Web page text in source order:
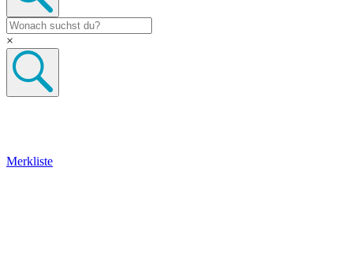
×
Merkliste